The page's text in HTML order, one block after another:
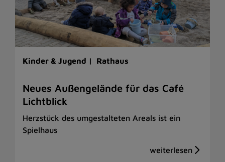
Kinder & Jugend | Rathaus
Neues Außengelände für das Café
Lichtblick
Herzstück des umgestalteten Areals ist ein
Spielhaus